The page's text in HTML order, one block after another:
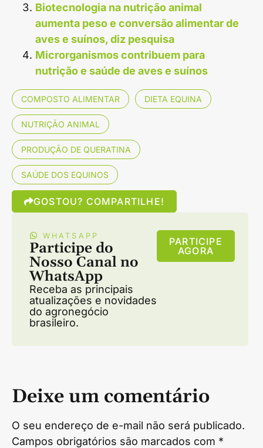
Biotecnologia na nutrição animal
aumenta peso e conversão alimentar de
aves e suínos, diz pesquisa
Microrganismos contribuem para
nutrição e saúde de aves e suínos
COMPOSTO ALIMENTAR DIETA EQUINA
NUTRIÇÃO ANIMAL
PRODUÇÃO DE QUERATINA
SAÚDE DOS EQUINOS
GOSTOU? COMPARTILHE!
WHATSAPP
Participe do
Nosso Canal no
WhatsApp
Receba as principais
atualizações e novidades
do agronegócio
brasileiro.
PARTICIPE
AGORA
Deixe um comentário
O seu endereço de e-mail não será publicado.
Campos obrigatórios são marcados com *